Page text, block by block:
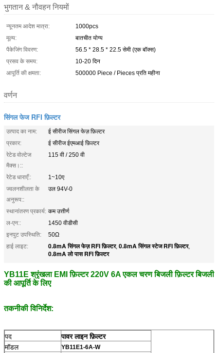
भुगतान & नौवहन नियमों
न्यूनतम आदेश मात्रा:
1000pcs
मूल्य:
बातचीत योग्य
पैकेजिंग विवरण:
56.5 * 28.5 * 22.5 सेमी (एक बॉक्स)
प्रसव के समय:
10-20 दिन
आपूर्ति की क्षमता:
500000 Piece / Pieces प्रति महीना
वर्णन
सिंगल फेज RFI फ़िल्टर
उत्पाद का नाम:
ई सीरीज सिंगल फेज़ फ़िल्टर
प्रकार:
ई सीरीज ईएमआई फ़िल्टर
रेटेड वोल्टेज
मैक्स।::
115 वी / 250 वी
रेटेड धाराएँ::
1~10ए
ज्वलनशीलता के
अनुरूप::
उल 94V-0
स्थानांतरण प्रकार्य: कम उत्तीर्ण
ल-एन::
1450 वीडीसी
इनपुट उपस्थिति:
50Ω
हाई लाइट:
0.8mA सिंगल फेज़ RFI फ़िल्टर, 0.8mA सिंगल स्टेज RFI फ़िल्टर,
0.8mA लो पास RFI फ़िल्टर
YB11E श्रृंखला EMI फ़िल्टर 220V 6A एकल चरण बिजली फ़िल्टर बिजली
की आपूर्ति के लिए
तकनीकी विनिर्देश:
पद
पावर लाइन फ़िल्टर
मॉडल
YB11E1-6A-W